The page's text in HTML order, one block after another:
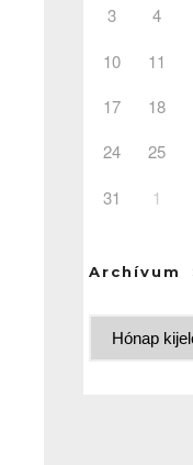
3
4
10
11
17
18
24
25
31
1
Archívum